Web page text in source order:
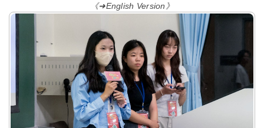
《➜English Version》